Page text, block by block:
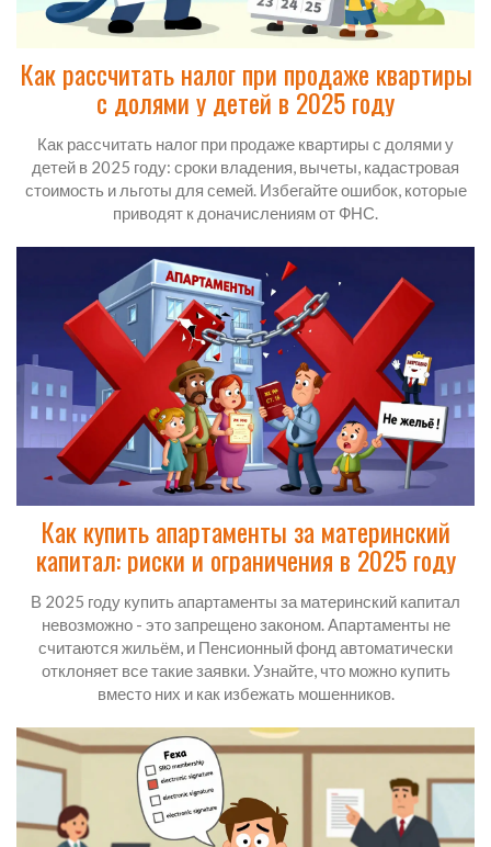
Как рассчитать налог при продаже квартиры
с долями у детей в 2025 году
Как рассчитать налог при продаже квартиры с долями у
детей в 2025 году: сроки владения, вычеты, кадастровая
стоимость и льготы для семей. Избегайте ошибок, которые
приводят к доначислениям от ФНС.
Как купить апартаменты за материнский
капитал: риски и ограничения в 2025 году
В 2025 году купить апартаменты за материнский капитал
невозможно - это запрещено законом. Апартаменты не
считаются жильём, и Пенсионный фонд автоматически
отклоняет все такие заявки. Узнайте, что можно купить
вместо них и как избежать мошенников.